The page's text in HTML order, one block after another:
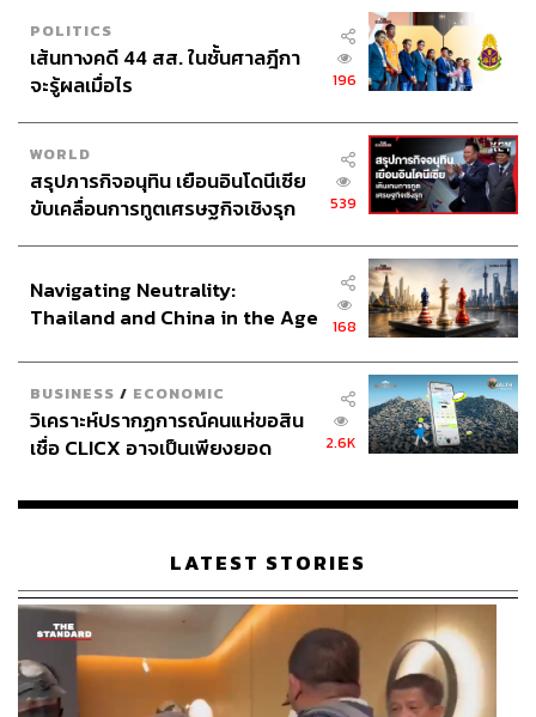
POLITICS
เส้นทางคดี 44 สส. ในชั้นศาลฎีกา
จะรู้ผลเมื่อไร
196
WORLD
สรุปภารกิจอนุทิน เยือนอินโดนีเซีย
ขับเคลื่อนการทูตเศรษฐกิจเชิงรุก
539
Navigating Neutrality:
Thailand and China in the Age
168
BUSINESS / ECONOMIC
วิเคราะห์ปรากฏการณ์คนแห่ขอสิน
เชื่อ CLICX อาจเป็นเพียงยอด
เรือนไทยที่ถูกซุกไว้
2.6K
LATEST STORIES